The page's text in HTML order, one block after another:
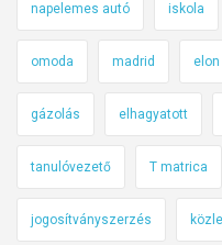
napelemes autó iskola
omoda madrid
gázolás elhagyatott
tanulóvezető T matrica
jogosítványszerzés